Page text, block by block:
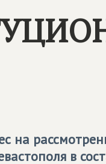
на
в